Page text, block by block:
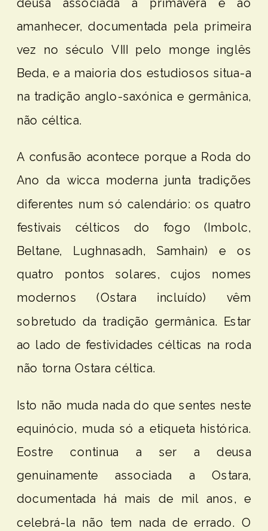
deusa associada à primavera e ao
amanhecer, documentada pela primeira
vez no século VIII pelo monge inglês
Beda, e a maioria dos estudiosos situa-a
na tradição anglo-saxónica e germânica,
não céltica.
A confusão acontece porque a Roda do
Ano da wicca moderna junta tradições
diferentes num só calendário: os quatro
festivais célticos do fogo (Imbolc,
Beltane, Lughnasadh, Samhain) e os
quatro pontos solares, cujos nomes
modernos (Ostara incluído) vêm
sobretudo da tradição germânica. Estar
ao lado de festividades célticas na roda
não torna Ostara céltica.
Isto não muda nada do que sentes neste
equinócio, muda só a etiqueta histórica.
Eostre continua a ser a deusa
genuinamente associada a Ostara,
documentada há mais de mil anos, e
celebrá-la não tem nada de errado. O